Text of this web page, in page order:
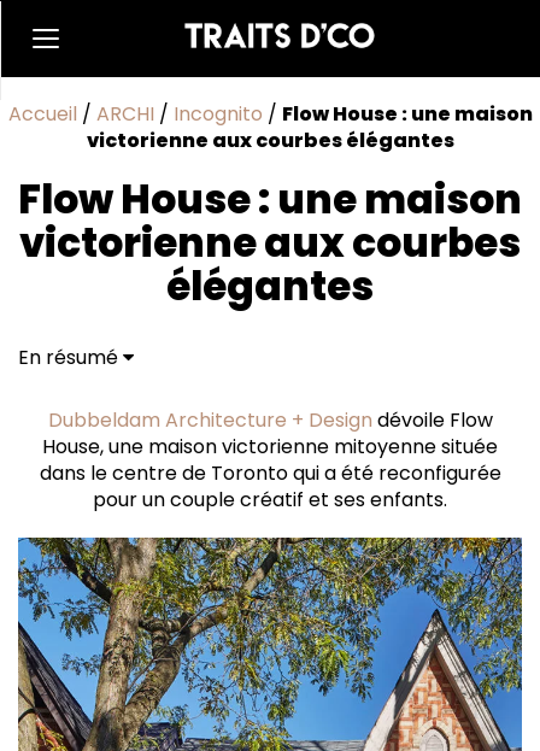
Accueil / ARCHI / Incognito / Flow House : une maison
victorienne aux courbes élégantes
Flow House : une maison
victorienne aux courbes
élégantes
En résumé
d'une maison étroite
Fusion des influences scandinaves et
méditerranéennes
Des formes curvilignes et fluides
Une Maison connectée à l’environnement
Dubbeldam Architecture + Design dévoile Flow
House, une maison victorienne mitoyenne située
dans le centre de Toronto qui a été reconfigurée
pour un couple créatif et ses enfants.